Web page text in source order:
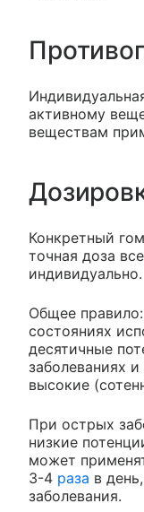
активному
веществам
Конкретный
точная доза
индивидуально.
Общее
состояниях
десятичные
заболеваниях
высокие
При острых
низкие
может
3-4 раза в
заболевания.